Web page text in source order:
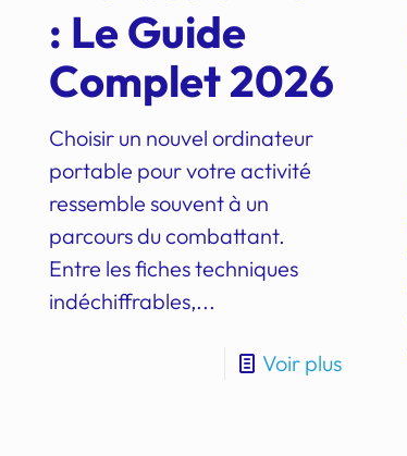
: Le Guide
Complet 2026
Choisir un nouvel ordinateur
portable pour votre activité
ressemble souvent à un
parcours du combattant.
Entre les fiches techniques
indéchiffrables,...
Voir plus